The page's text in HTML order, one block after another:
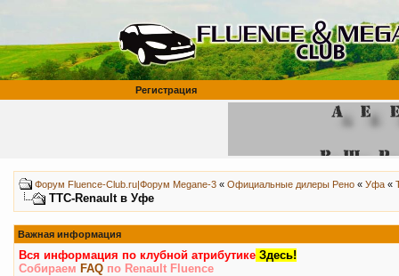
Регистрация
Форум Fluence-Club.ru|Форум Megane-3 « Официальные дилеры Рено « Уфа «
ТТС-Renault в Уфе
Важная информация
Вся информация по клубной атрибутике Здесь!
Собираем FAQ по Renault Fluence